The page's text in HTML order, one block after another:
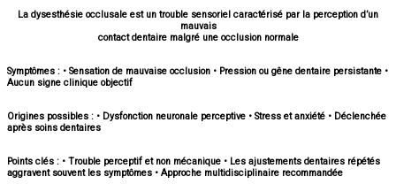
La dysesthésie occlusale est un trouble sensoriel caractérisé par la perception d’un
mauvais
contact dentaire malgré une occlusion normale
Symptômes : • Sensation de mauvaise occlusion • Pression ou gêne dentaire persistante •
Aucun signe clinique objectif
Origines possibles : • Dysfonction neuronale perceptive • Stress et anxiété • Déclenchée
après soins dentaires
Points clés : • Trouble perceptif et non mécanique • Les ajustements dentaires répétés
aggravent souvent les symptômes • Approche multidisciplinaire recommandée